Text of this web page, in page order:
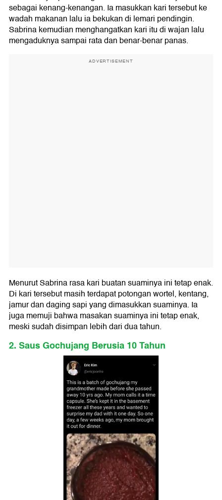
sebagai kenang-kenangan. Ia masukkan kari tersebut ke
wadah makanan lalu ia bekukan di lemari pendingin.
Sabrina kemudian menghangatkan kari itu di wajan lalu
mengaduknya sampai rata dan benar-benar panas.
ADVERTISEMENT
Menurut Sabrina rasa kari buatan suaminya ini tetap enak.
Di kari tersebut masih terdapat potongan wortel, kentang,
jamur dan daging sapi yang dimasukkan suaminya. Ia
juga memuji bahwa masakan suaminya ini tetap enak,
meski sudah disimpan lebih dari dua tahun.
2. Saus Gochujang Berusia 10 Tahun